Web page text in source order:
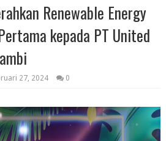
Renewable Energy
kepada PT United
27, 2024 0